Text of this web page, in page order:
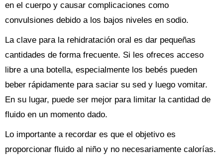
en el cuerpo y causar complicaciones como
convulsiones debido a los bajos niveles en sodio.
La clave para la rehidratación oral es dar pequeñas
cantidades de forma frecuente. Si les ofreces acceso
libre a una botella, especialmente los bebés pueden
beber rápidamente para saciar su sed y luego vomitar.
En su lugar, puede ser mejor para limitar la cantidad de
fluido en un momento dado.
Lo importante a recordar es que el objetivo es
proporcionar fluido al niño y no necesariamente calorías.